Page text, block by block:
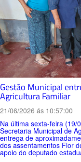
Gestão Municipal
Agricultura Familiar
21/06/2026 ás 10:57:00
Na última sexta-feira (19/
Secretaria Municipal de
entrega de
dos assentamentos Flor
apoio do deputado